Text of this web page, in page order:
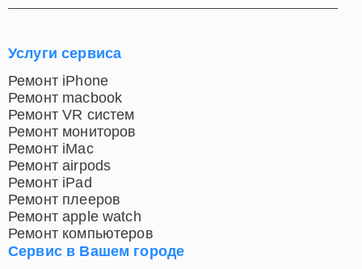
Сервис в Вашем городе
Услуги сервиса
Ремонт iPhone
Ремонт macbook
Ремонт VR систем
Ремонт мониторов
Ремонт iMac
Ремонт airpods
Ремонт iPad
Ремонт плееров
Ремонт apple watch
Ремонт компьютеров